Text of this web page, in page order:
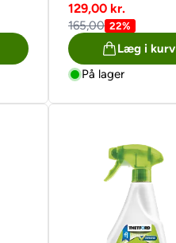
129,00 kr.
165,00 22%
Læg i kurv
På lager